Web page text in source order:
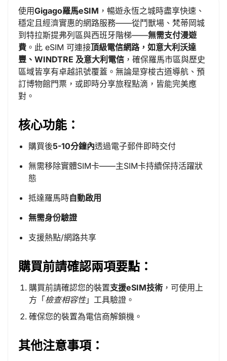
使用Gigago羅馬eSIM ，暢遊永恆之城時盡享快速、
穩定且經濟實惠的網路服務——從鬥獸場、梵蒂岡城
到特拉斯提弗列區與西班牙階梯——無需支付漫遊
費 。此 eSIM 可連接頂級電信網路，如意大利沃達
豐、WINDTRE 及意大利電信 ，確保羅馬市區與歷史
區域皆享有卓越訊號覆蓋。無論是穿梭古道導航、預
訂博物館門票，或即時分享旅程點滴，皆能完美應
對。
核心功能：
購買後5-10分鐘內透過電子郵件即時交付
無需移除實體SIM卡——主SIM卡持續保持活躍狀
態
抵達羅馬時自動啟用
無需身份驗證
支援熱點/網路共享
購買前請確認兩項要點：
購買前請確認您的裝置支援eSIM技術，可使用上
方「檢查相容性」工具驗證。
確保您的裝置為電信商解鎖機。
其他注意事項：